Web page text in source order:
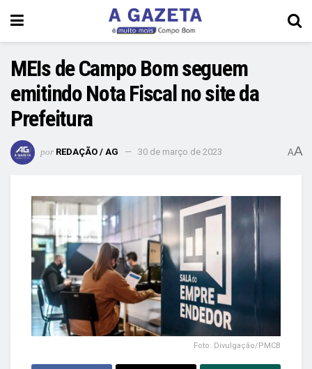
MEIs de Campo Bom seguem
emitindo Nota Fiscal no site da
Prefeitura
por REDAÇÃO / AG 30 de março de 2023 AA
Foto: Divulgação/PMCB